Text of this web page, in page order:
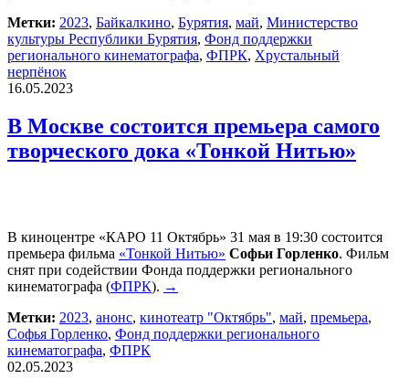
Метки: 2023, Байкалкино, Бурятия, май, Министерство
культуры Республики Бурятия, Фонд поддержки
регионального кинематографа, ФПРК, Хрустальный
нерпёнок
16.05.2023
В Москве состоится премьера самого
творческого дока «Тонкой Нитью»
В киноцентре «КАРО 11 Октябрь» 31 мая в 19:30 состоится
премьера фильма «Тонкой Нитью» Софьи Горленко. Фильм
снят при содействии Фонда поддержки регионального
кинематографа (ФПРК). →
Метки: 2023, анонс, кинотеатр "Октябрь", май, премьера,
Софья Горленко, Фонд поддержки регионального
кинематографа, ФПРК
02.05.2023